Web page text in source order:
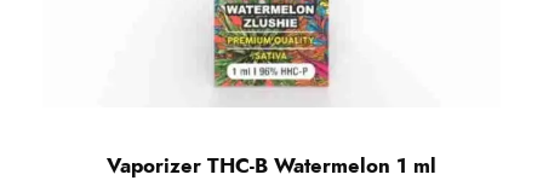
Vaporizer THC-B Watermelon 1 ml